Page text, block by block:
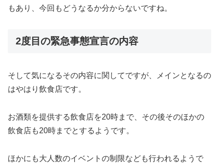
もあり、今回もどうなるか分からないですね。
2度目の緊急事態宣言の内容
そして気になるその内容に関してですが、メインとなるの
はやはり飲食店です。
お酒類を提供する飲食店を20時まで、その後そのほかの
飲食店も20時までとするようです。
ほかにも大人数のイベントの制限なども行われるようで